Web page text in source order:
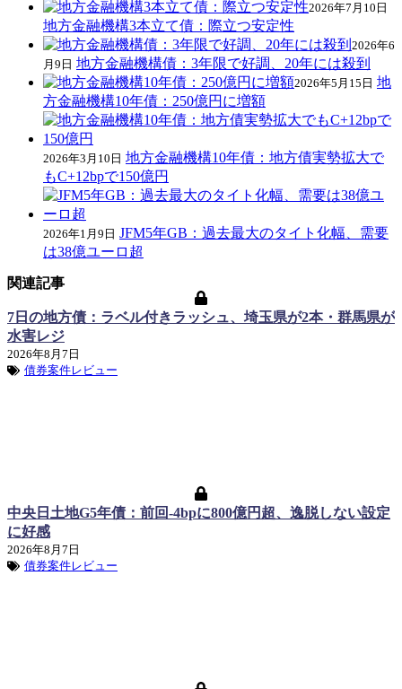
2026年7月10日
地方金融機構3本立て債：際立つ安定性
2026年6
月9日 地方金融機構債：3年限で好調、20年には殺到
2026年5月15日 地
方金融機構10年債：250億円に増額
2026年3月10日 地方金融機構10年債：地方債実勢拡大で
もC+12bpで150億円
2026年1月9日 JFM5年GB：過去最大のタイト化幅、需要
は38億ユーロ超
関連記事
7日の地方債：ラベル付きラッシュ、埼玉県が2本・群馬県が
水害レジ
2026年8月7日
債券案件レビュー
中央日土地G5年債：前回-4bpに800億円超、逸脱しない設定
に好感
2026年8月7日
債券案件レビュー